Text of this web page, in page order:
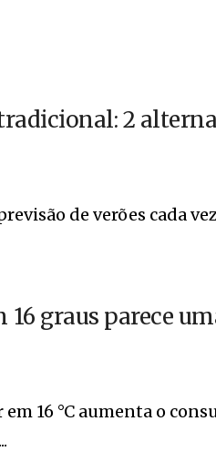
2
de verões cada
graus parece
16 °C aumenta o